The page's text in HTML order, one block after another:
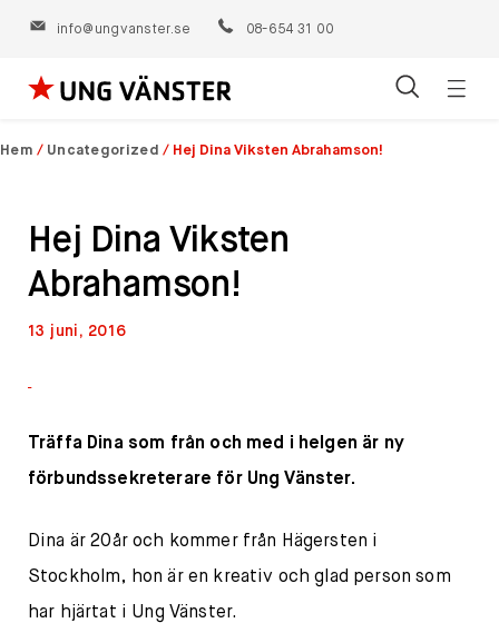
info@ungvanster.se 08-654 31 00
Hoppa
till
Hem / Uncategorized / Hej Dina Viksten Abrahamson!
Hej Dina Viksten
Abrahamson!
13 juni, 2016
Träffa Dina som från och med i helgen är ny
förbundssekreterare för Ung Vänster.
Dina är 20år och kommer från Hägersten i
Stockholm, hon är en kreativ och glad person som
har hjärtat i Ung Vänster.